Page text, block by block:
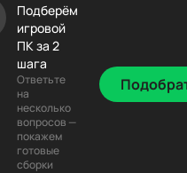
Подберём
игровой
ПК за 2
шага
Ответьте
на
несколько
вопросов —
покажем
готовые
сборки